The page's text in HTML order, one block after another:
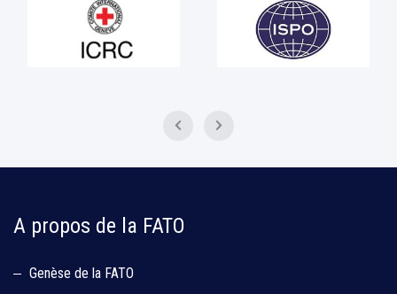
A propos de la FATO
Genèse de la FATO